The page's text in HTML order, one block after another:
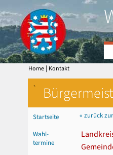
Home | Kontakt
`
Startseite
Wahl-
termine
« zurück